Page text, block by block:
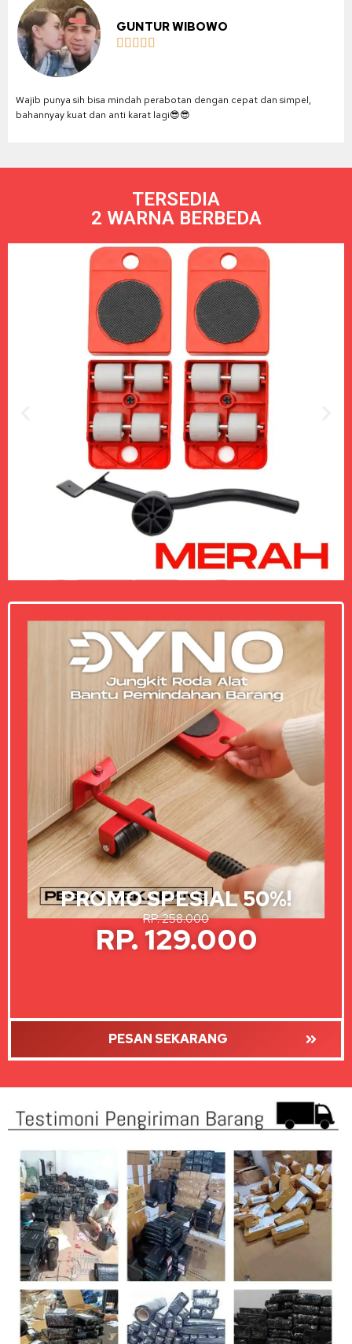
GUNTUR WIBOWO
    
Wajib punya sih bisa mindah perabotan dengan cepat dan simpel,
bahannyay kuat dan anti karat lagi😎😎
TERSEDIA
2 WARNA BERBEDA
PROMO SPESIAL 50%!
RP. 258.000
RP. 129.000
PESAN SEKARANG